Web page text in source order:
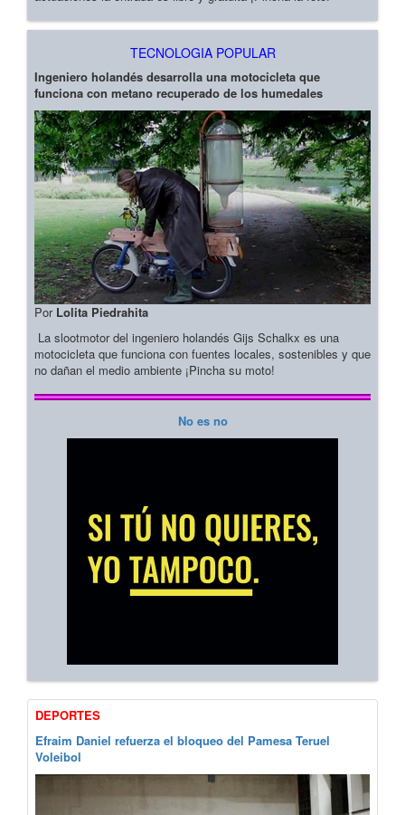
TECNOLOGIA POPULAR
Ingeniero holandés desarrolla una motocicleta que
funciona con metano recuperado de los humedales
Por Lolita Piedrahita
La slootmotor del ingeniero holandés Gijs Schalkx es una
motocicleta que funciona con fuentes locales, sostenibles y que
no dañan el medio ambiente ¡Pincha su moto!
No es no
DEPORTES
Efraim Daniel refuerza el bloqueo del Pamesa Teruel
Voleibol